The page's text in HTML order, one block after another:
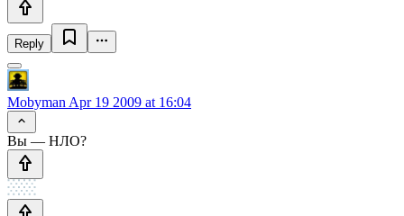
Reply
Mobyman Apr 19 2009 at 16:04
Вы — НЛО?